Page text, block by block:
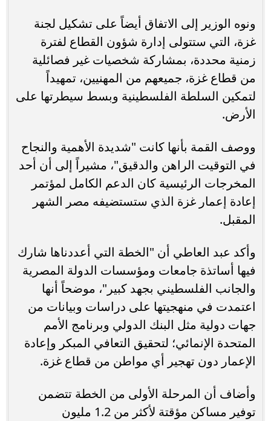
ونوه الوزير إلى الاتفاق أيضاً على تشكيل لجنة
غزة، التي ستتولى إدارة شؤون القطاع لفترة
زمنية محددة، بمشاركة شخصيات غير فصائلية
من قطاع غزة، جميعهم من المهنيين، تمهيداً
لتمكين السلطة الفلسطينية وبسط سيطرتها على
الأرض.
ووصف القمة بأنها كانت "شديدة الأهمية والنجاح
في التوقيت الراهن والدقيق"، مشيراً إلى أن أحد
المخرجات الرئيسية كان الدعم الكامل لمؤتمر
إعادة إعمار غزة الذي ستستضيفه مصر الشهر
المقبل.
وأكد عبد العاطي أن "الخطة التي أعددناها شارك
فيها أساتذة جامعات ومؤسسات الدولة المصرية
والجانب الفلسطيني بجهد كبير"، موضحاً أنها
اعتمدت في منهجيتها على دراسات وبيانات من
جهات دولية مثل البنك الدولي وبرنامج الأمم
المتحدة الإنمائي؛ لتحقيق التعافي المبكر وإعادة
الإعمار دون تهجير أي مواطن من قطاع غزة.
وأضاف أن المرحلة الأولى من الخطة تتضمن
توفير مساكن مؤقتة لأكثر من 1.2 مليون